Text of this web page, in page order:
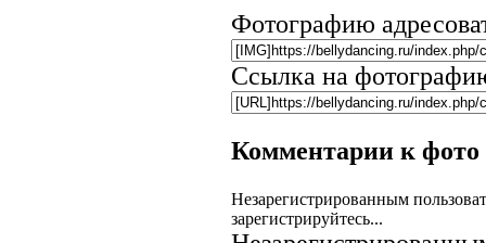
Фотографию
Ссылка на
Комментарии к фото
Незарегистрированным
зарегистрируйтесь...